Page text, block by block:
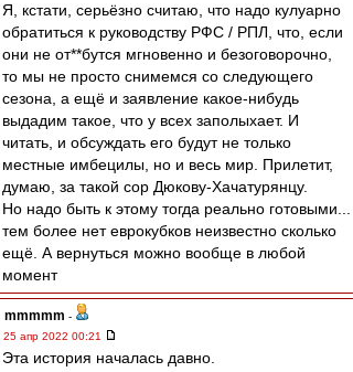
Я, кстати, серьёзно считаю, что надо кулуарно
обратиться к руководству РФС / РПЛ, что, если
они не от**бутся мгновенно и безоговорочно,
то мы не просто снимемся со следующего
сезона, а ещё и заявление какое-нибудь
выдадим такое, что у всех заполыхает. И
читать, и обсуждать его будут не только
местные имбецилы, но и весь мир. Прилетит,
думаю, за такой сор Дюкову-Хачатурянцу.
Но надо быть к этому тогда реально готовыми...
тем более нет еврокубков неизвестно сколько
ещё. А вернуться можно вообще в любой
момент
mmmmm -
25 апр 2022 00:21
Эта история началась давно.